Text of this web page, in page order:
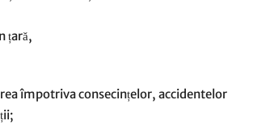
țară,
împotriva consecințelor, accidentelor